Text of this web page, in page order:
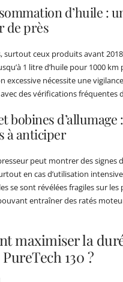
d’huile :
de près
surtout ceux produits avant
1 litre d’huile pour 1000
excessive nécessite une
des vérifications fréquentes
bobines d’allumage
à anticiper
peut montrer des signes
en cas d’utilisation
se sont révélées fragiles sur les
entraîner des ratés
maximiser la
130 ?